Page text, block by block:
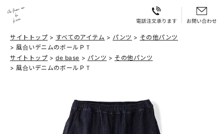
サイトトップ すべてのアイテム パンツ
その他パンツ
風合いデニムのボールＰＴ
サイトトップ
de base パンツ
その他パンツ
風合いデニムのボールＰＴ